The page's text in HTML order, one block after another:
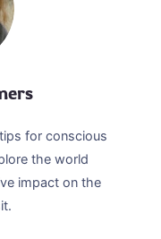
for conscious
the world
impact on the